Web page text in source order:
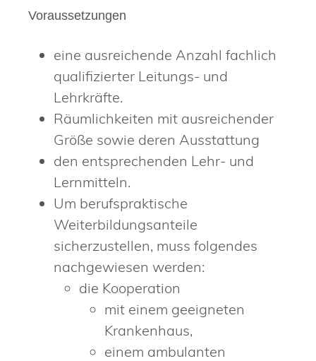
Voraussetzungen
eine ausreichende Anzahl fachlich
qualifizierter Leitungs- und
Lehrkräfte.
Räumlichkeiten mit ausreichender
Größe sowie deren Ausstattung
den entsprechenden Lehr- und
Lernmitteln.
Um berufspraktische
Weiterbildungsanteile
sicherzustellen, muss folgendes
nachgewiesen werden:
die Kooperation
mit einem geeigneten
Krankenhaus,
einem ambulanten